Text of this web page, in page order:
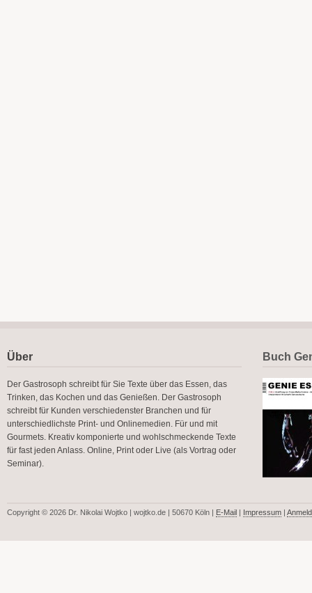
Über
Der Gastrosoph schreibt für Sie Texte über das Essen, das
Trinken, das Kochen und das Genießen. Der Gastrosoph
schreibt für Kunden verschiedenster Branchen und für
unterschiedlichste Print- und Onlinemedien. Für und mit
Gourmets. Kreativ komponierte und wohlschmeckende Texte
für fast jeden Anlass. Online, Print oder Live (als Vortrag oder
Seminar).
Buch
Copyright © 2026 Dr. Nikolai Wojtko | wojtko.de | 50670 Köln | E-Mail | Impressum |